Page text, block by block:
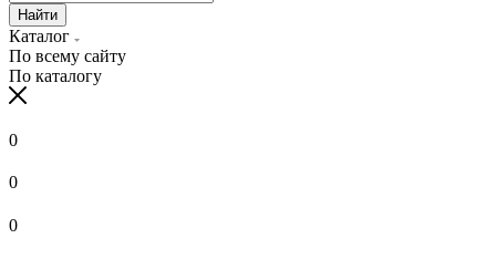
Найти
Каталог
По всему сайту
По каталогу
0
0
0